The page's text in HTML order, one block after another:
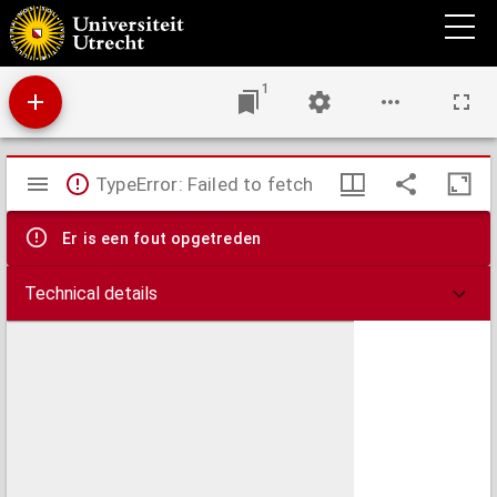
Algemeene kaart van Centraal-Europa, naar de beste kaarten en bronnen ontworpen
1
Mirador
viewer
TypeError: Failed to fetch
Er is een fout opgetreden
Technical details